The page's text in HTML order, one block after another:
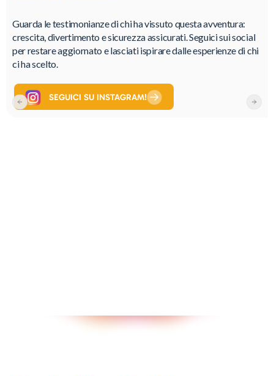
Guarda le testimonianze di chi ha vissuto questa avventura:
crescita, divertimento e sicurezza assicurati. Seguici sui social
per restare aggiornato e lasciati ispirare dalle esperienze di chi
ci ha scelto.
SEGUICI SU INSTAGRAM!